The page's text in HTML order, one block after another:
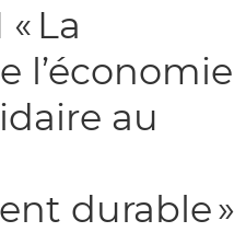
La
l’économie
au
durable »